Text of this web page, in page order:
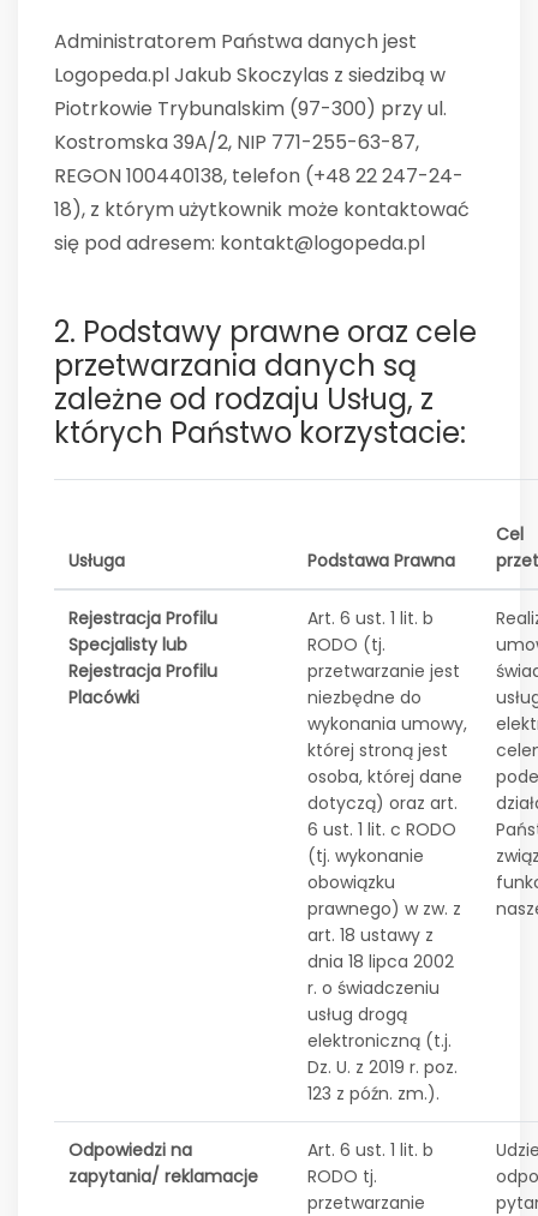
Administratorem Państwa danych jest
Logopeda.pl Jakub Skoczylas z siedzibą w
Piotrkowie Trybunalskim (97-300) przy ul.
Kostromska 39A/2, NIP 771-255-63-87,
REGON 100440138, telefon (+48 22 247-24-
18), z którym użytkownik może kontaktować
się pod adresem: kontakt@logopeda.pl
2. Podstawy prawne oraz cele
przetwarzania danych są
zależne od rodzaju Usług, z
których Państwo korzystacie:
Usługa Podstawa Prawna
Cel
Rejestracja Profilu
Specjalisty lub
Rejestracja Profilu
Placówki
Art. 6 ust. 1 lit. b
RODO (tj.
przetwarzanie jest
niezbędne do
wykonania umowy,
której stroną jest
osoba, której dane
dotyczą) oraz art.
6 ust. 1 lit. c RODO
(tj. wykonanie
obowiązku
prawnego) w zw. z
art. 18 ustawy z
dnia 18 lipca 2002
r. o świadczeniu
usług drogą
elektroniczną (t.j.
Dz. U. z 2019 r. poz.
123 z późn. zm.).
Odpowiedzi na
zapytania/ reklamacje
Art. 6 ust. 1 lit. b
RODO tj.
przetwarzanie